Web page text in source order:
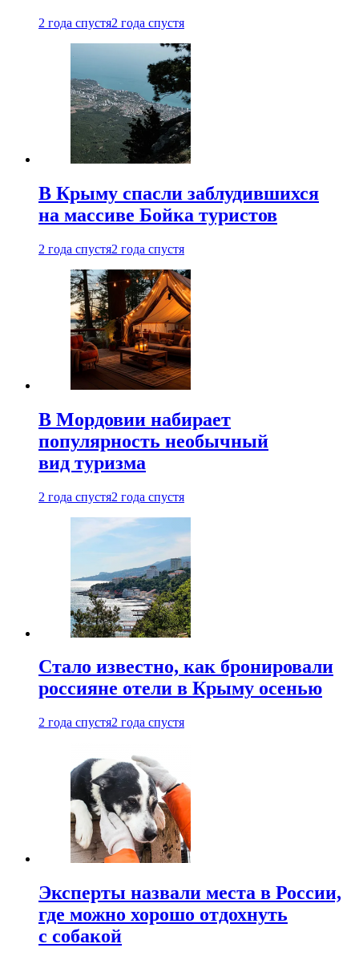
2 года спустя2 года спустя
В Крыму спасли заблудившихся
на массиве Бойка туристов
2 года спустя2 года спустя
В Мордовии набирает
популярность необычный
вид туризма
2 года спустя2 года спустя
Стало известно, как бронировали
россияне отели в Крыму осенью
2 года спустя2 года спустя
Эксперты назвали места в России,
где можно хорошо отдохнуть
с собакой